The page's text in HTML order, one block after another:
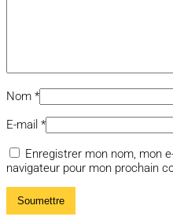
Nom *
E-mail *
Enregistrer mon nom, mon
navigateur pour mon prochain